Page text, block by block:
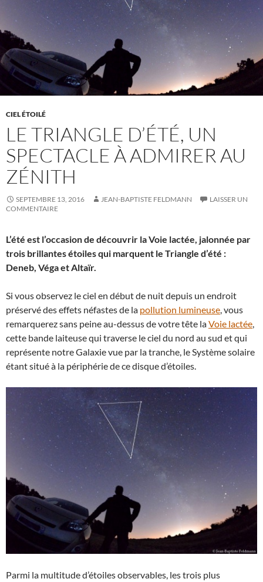
CIEL ÉTOILÉ
LE TRIANGLE D’ÉTÉ, UN
SPECTACLE À ADMIRER AU
ZÉNITH
SEPTEMBRE 13, 2016 JEAN-BAPTISTE FELDMANN
LAISSER UN
COMMENTAIRE
L’été est l’occasion de découvrir la Voie lactée, jalonnée par
trois brillantes étoiles qui marquent le Triangle d’été :
Deneb, Véga et Altaïr.
Si vous observez le ciel en début de nuit depuis un endroit
préservé des effets néfastes de la pollution lumineuse, vous
remarquerez sans peine au-dessus de votre tête laVoie lactée,
cette bande laiteuse qui traverse le ciel du nord au sud et qui
représente notre Galaxie vue par la tranche, le Système solaire
étant situé à la périphérie de ce disque d’étoiles.
Parmi la multitude d’étoiles observables, les trois plus